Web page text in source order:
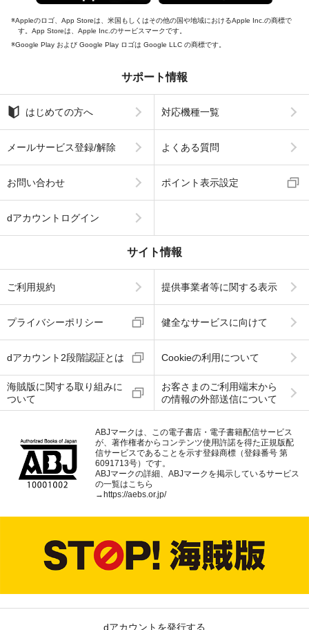
Appleのロゴ、App Storeは、米国もしくはその他の国や地域におけるApple Inc.の商標で
す。App Storeは、Apple Inc.のサービスマークです。
Google Play および Google Play ロゴは Google LLC の商標です。
サポート情報
はじめての方へ 対応機種一覧
メールサービス登録/解除 よくある質問
お問い合わせ ポイント表示設定
dアカウントログイン
サイト情報
ご利用規約 提供事業者等に関する表示
プライバシーポリシー 健全なサービスに向けて
dアカウント2段階認証とは Cookieの利用について
海賊版に関する取り組みに
ついて
お客さまのご利用端末から
の情報の外部送信について
ABJマークは、この電子書店・電子書籍配信サービス
が、著作権者からコンテンツ使用許諾を得た正規版配
信サービスであることを示す登録商標（登録番号 第
6091713号）です。
ABJマークの詳細、ABJマークを掲示しているサービス
の一覧はこちら
→ https://aebs.or.jp/
dアカウントを発行する